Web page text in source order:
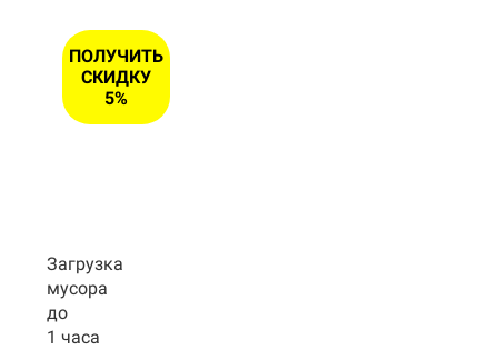
ПОЛУЧИТЬ
СКИДКУ
5%
Загрузка
мусора
до
1 часа